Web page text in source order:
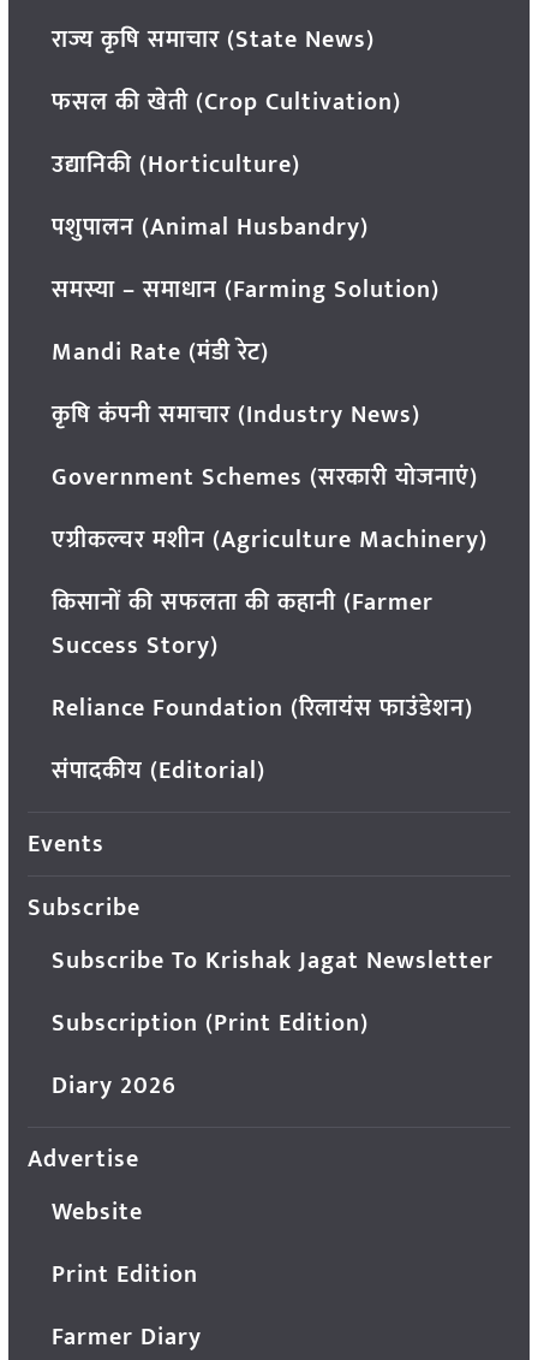
राज्य कृषि समाचार (State News)
फसल की खेती (Crop Cultivation)
उद्यानिकी (Horticulture)
पशुपालन (Animal Husbandry)
समस्या – समाधान (Farming Solution)
Mandi Rate (मंडी रेट)
कृषि कंपनी समाचार (Industry News)
Government Schemes (सरकारी योजनाएं)
एग्रीकल्चर मशीन (Agriculture Machinery)
किसानों की सफलता की कहानी (Farmer
Success Story)
Reliance Foundation (रिलायंस फाउंडेशन)
संपादकीय (Editorial)
Events
Subscribe
Subscribe To Krishak Jagat Newsletter
Subscription (Print Edition)
Diary 2026
Advertise
Website
Print Edition
Farmer Diary